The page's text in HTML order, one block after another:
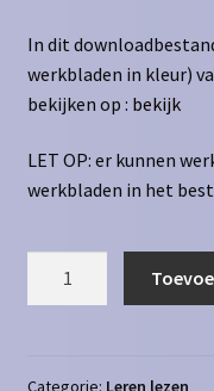
In dit
werkbladen in kleur)
bekijken op : bekijk
LET OP: er kunnen
werkbladen in het
aantal
Categorie: Leren lezen